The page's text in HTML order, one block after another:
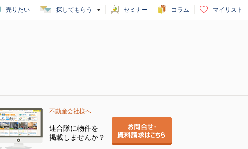
売りたい 探してもらう セミナー コラム マイリスト
不動産会社様へ
連合隊に物件を
掲載しませんか？